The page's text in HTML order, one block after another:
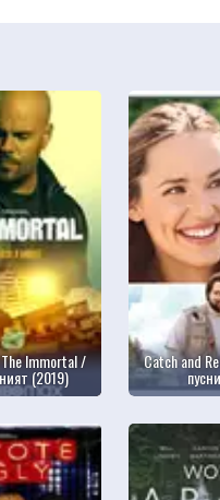
Immortal /
(2019)
Catch and